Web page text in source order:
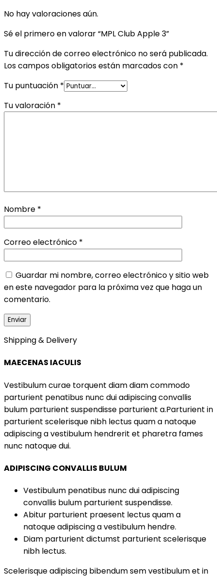
No hay valoraciones aún.
Sé el primero en valorar “MPL Club Apple 3”
Tu dirección de correo electrónico no será publicada.
Los campos obligatorios están marcados con *
Tu puntuación *
Tu valoración *
Nombre *
Correo electrónico *
Guardar mi nombre, correo electrónico y sitio web
en este navegador para la próxima vez que haga un
comentario.
Shipping & Delivery
MAECENAS IACULIS
Vestibulum curae torquent diam diam commodo
parturient penatibus nunc dui adipiscing convallis
bulum parturient suspendisse parturient a.Parturient in
parturient scelerisque nibh lectus quam a natoque
adipiscing a vestibulum hendrerit et pharetra fames
nunc natoque dui.
ADIPISCING CONVALLIS BULUM
Vestibulum penatibus nunc dui adipiscing
convallis bulum parturient suspendisse.
Abitur parturient praesent lectus quam a
natoque adipiscing a vestibulum hendre.
Diam parturient dictumst parturient scelerisque
nibh lectus.
Scelerisque adipiscing bibendum sem vestibulum et in